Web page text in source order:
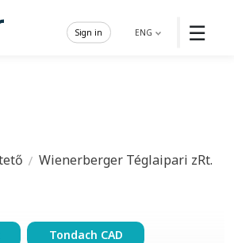
☰
ENG
Sign in
Wienerberger Téglaipari zRt.
Tondach CAD